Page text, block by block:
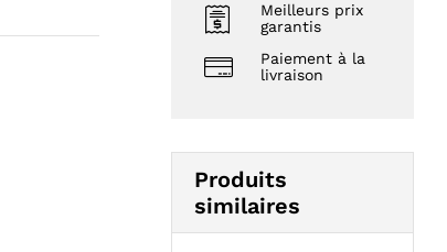
Meilleurs prix
garantis
Paiement à la
livraison
Produits
similaires